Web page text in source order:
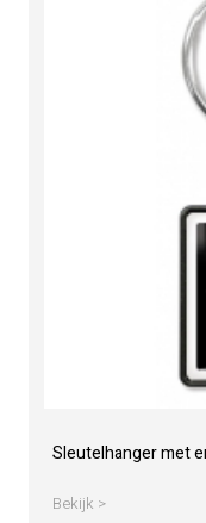
Sleutelhanger met
Bekijk >